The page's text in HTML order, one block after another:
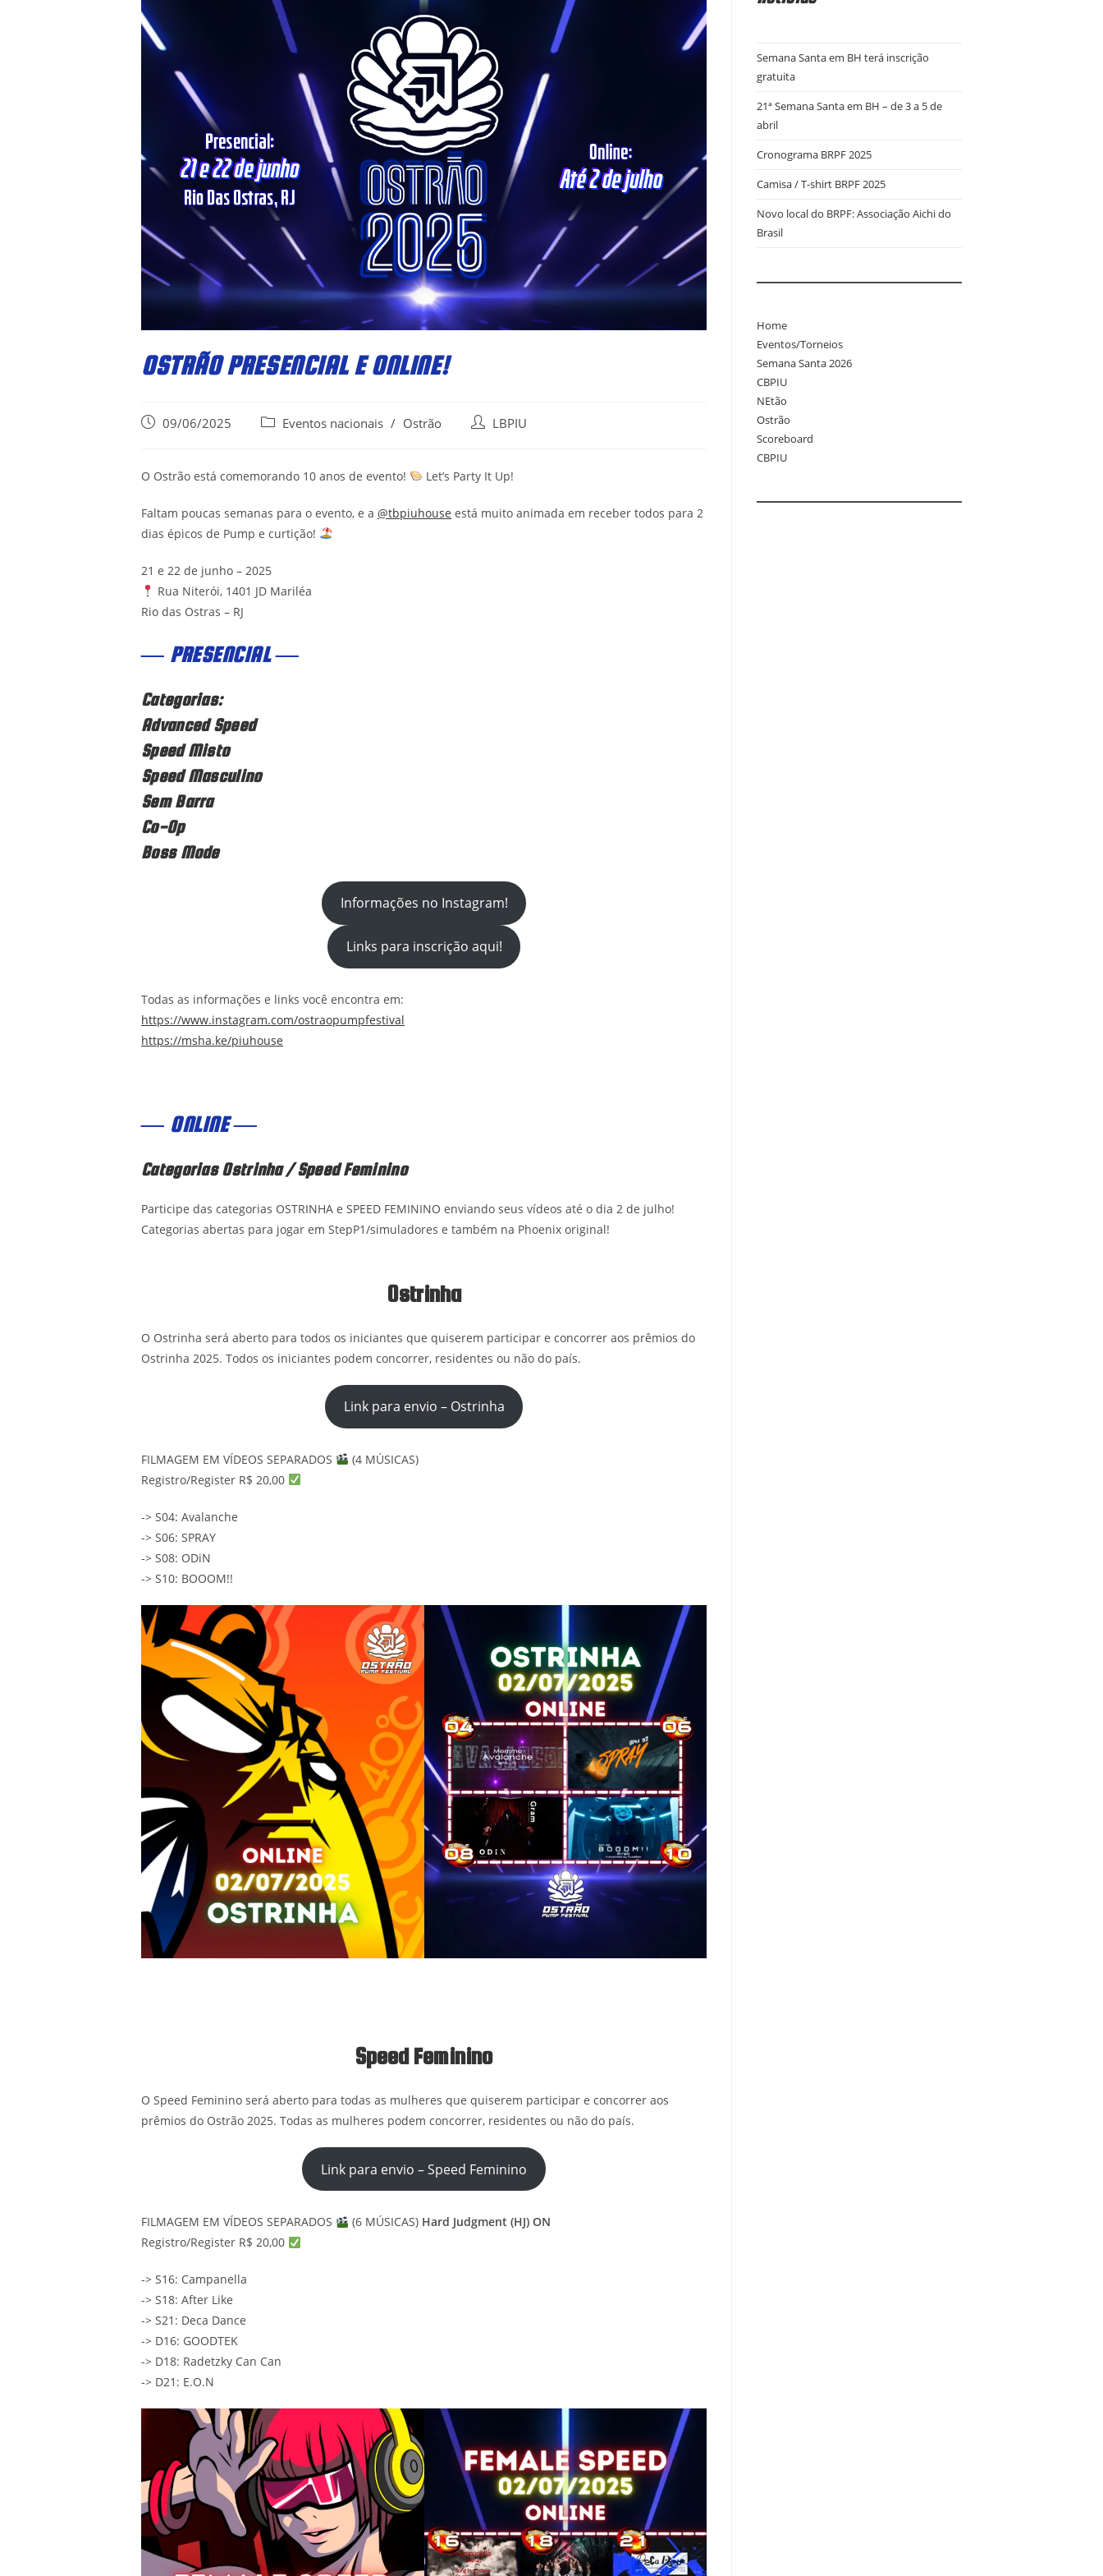
OSTRÃO PRESENCIAL E ONLINE!
Post09/06/2025
Post Eventos nacionais / Ostrão
Post LBPIU
O Ostrão está comemorando 10 anos de evento! Let’s Party It Up!
Faltam poucas semanas para o evento, e a @tbpiuhouse está muito animada em receber todos para 2
dias épicos de Pump e curtição!
21 e 22 de junho – 2025
Rua Niterói, 1401 JD Mariléa
Rio das Ostras – RJ
— PRESENCIAL —
Categorias:
Advanced Speed
Speed Misto
Speed Masculino
Sem Barra
Co-Op
Boss Mode
Informações no Instagram!
Links para inscrição aqui!
Todas as informações e links você encontra em:
https://www.instagram.com/ostraopumpfestival
https://msha.ke/piuhouse
— ONLINE —
Categorias Ostrinha / Speed Feminino
Participe das categorias OSTRINHA e SPEED FEMININO enviando seus vídeos até o dia 2 de julho!
Categorias abertas para jogar em StepP1/simuladores e também na Phoenix original!
Ostrinha
O Ostrinha será aberto para todos os iniciantes que quiserem participar e concorrer aos prêmios do
Ostrinha 2025. Todos os iniciantes podem concorrer, residentes ou não do país.
Link para envio – Ostrinha
FILMAGEM EM VÍDEOS SEPARADOS
(4 MÚSICAS)
Registro/Register R$ 20,00
-> S04: Avalanche
-> S06: SPRAY
-> S08: ODiN
-> S10: BOOOM!!
Speed Feminino
O Speed Feminino será aberto para todas as mulheres que quiserem participar e concorrer aos
prêmios do Ostrão 2025. Todas as mulheres podem concorrer, residentes ou não do país.
Link para envio – Speed Feminino
FILMAGEM EM VÍDEOS SEPARADOS (6 MÚSICAS) Hard Judgment (HJ) ON
Registro/Register R$ 20,00
-> S16: Campanella
-> S18: After Like
-> S21: Deca Dance
-> D16: GOODTEK
-> D18: Radetzky Can Can
-> D21: E.O.N
Semana Santa em BH terá inscrição
gratuita
21ª Semana Santa em BH – de 3 a 5 de
abril
Cronograma BRPF 2025
Camisa / T-shirt BRPF 2025
Novo local do BRPF: Associação Aichi do
Brasil
Home
Eventos/Torneios
Semana Santa 2026
CBPIU
NEtão
Ostrão
Scoreboard
CBPIU